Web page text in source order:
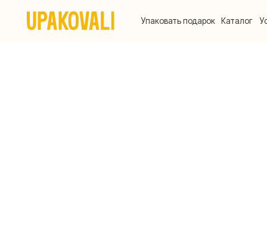
Упаковать подарок Каталог Услуги